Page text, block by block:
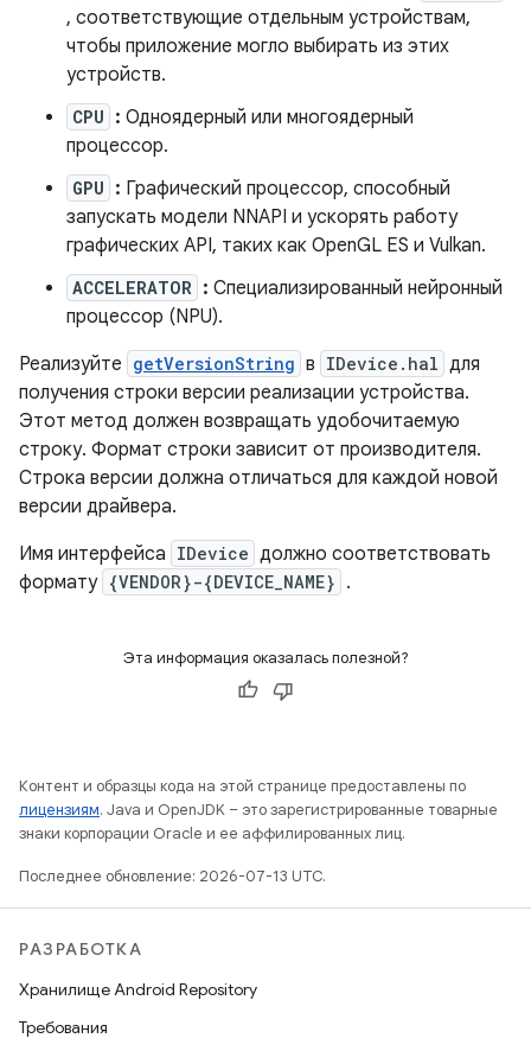
, соответствующие отдельным устройствам,
чтобы приложение могло выбирать из этих
устройств.
CPU : Одноядерный или многоядерный
процессор.
GPU : Графический процессор, способный
запускать модели NNAPI и ускорять работу
графических API, таких как OpenGL ES и Vulkan.
ACCELERATOR : Специализированный нейронный
процессор (NPU).
Реализуйте getVersionString в IDevice.hal для
получения строки версии реализации устройства.
Этот метод должен возвращать удобочитаемую
строку. Формат строки зависит от производителя.
Строка версии должна отличаться для каждой новой
версии драйвера.
Имя интерфейса IDevice должно соответствовать
формату {VENDOR}-{DEVICE_NAME} .
Эта информация оказалась полезной?
Контент и образцы кода на этой странице предоставлены по
лицензиям. Java и OpenJDK – это зарегистрированные товарные
знаки корпорации Oracle и ее аффилированных лиц.
Последнее обновление: 2026-07-13 UTC.
РАЗРАБОТКА
Хранилище Android Repository
Требования